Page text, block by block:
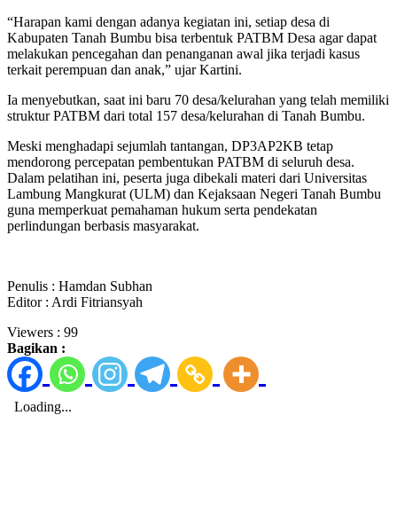
“Harapan kami dengan adanya kegiatan ini, setiap desa di
Kabupaten Tanah Bumbu bisa terbentuk PATBM Desa agar dapat
melakukan pencegahan dan penanganan awal jika terjadi kasus
terkait perempuan dan anak,” ujar Kartini.
Ia menyebutkan, saat ini baru 70 desa/kelurahan yang telah memiliki
struktur PATBM dari total 157 desa/kelurahan di Tanah Bumbu.
Meski menghadapi sejumlah tantangan, DP3AP2KB tetap
mendorong percepatan pembentukan PATBM di seluruh desa.
Dalam pelatihan ini, peserta juga dibekali materi dari Universitas
Lambung Mangkurat (ULM) dan Kejaksaan Negeri Tanah Bumbu
guna memperkuat pemahaman hukum serta pendekatan
perlindungan berbasis masyarakat.
Penulis : Hamdan Subhan
Editor : Ardi Fitriansyah
Viewers : 99
Bagikan :